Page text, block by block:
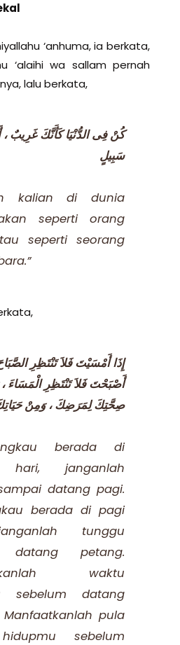
‘anhuma, ia berkata,
‘alaihi wa sallam pernah
lalu berkata,
كُنْ فِى الدُّنْيَا كَأَنَّكَ غَرِيبٌ ،
سَبِيلٍ
kalian di dunia
seperti orang
seperti seorang
إِذَا أَمْسَيْتَ فَلاَ تَنْتَظِرِ
أَصْبَحْتَ فَلاَ تَنْتَظِرِ الْمَسَاءَ
صِحَّتِكَ لِمَرَضِكَ ، وَمِنْ
berada di
hari, janganlah
datang pagi.
berada di pagi
tunggu
datang petang.
waktu
sebelum datang
pula
sebelum